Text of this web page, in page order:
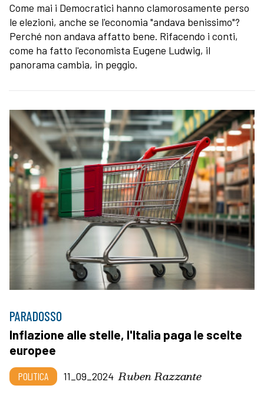
Come mai i Democratici hanno clamorosamente perso
le elezioni, anche se l'economia "andava benissimo"?
Perché non andava affatto bene. Rifacendo i conti,
come ha fatto l'economista Eugene Ludwig, il
panorama cambia, in peggio.
PARADOSSO
Inflazione alle stelle, l'Italia paga le scelte
europee
POLITICA 11_09_2024 Ruben Razzante